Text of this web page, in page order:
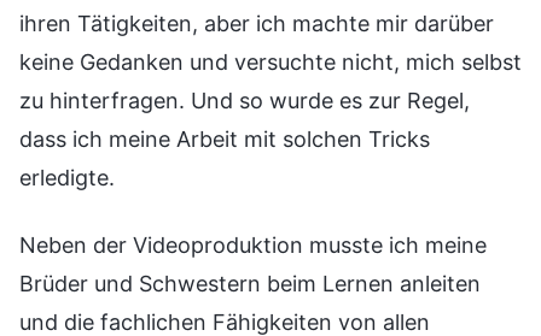
ihren Tätigkeiten, aber ich machte mir darüber
keine Gedanken und versuchte nicht, mich selbst
zu hinterfragen. Und so wurde es zur Regel,
dass ich meine Arbeit mit solchen Tricks
erledigte.
Neben der Videoproduktion musste ich meine
Brüder und Schwestern beim Lernen anleiten
und die fachlichen Fähigkeiten von allen